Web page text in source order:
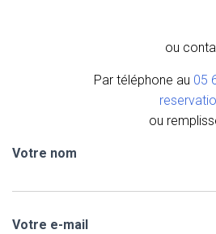
ou
Par téléphone au 05
ou
Votre nom
Votre e-mail